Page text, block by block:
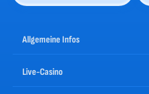
Allgemeine Infos
Live-Casino